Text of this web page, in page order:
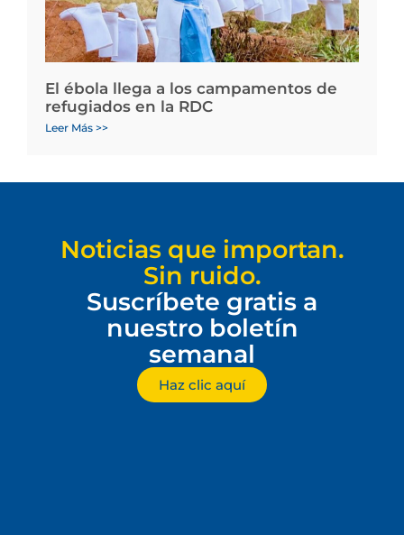
El ébola llega a los campamentos de
refugiados en la RDC
Leer Más >>
Noticias que importan.
Sin ruido.
Suscríbete gratis a
nuestro boletín
semanal
Haz clic aquí